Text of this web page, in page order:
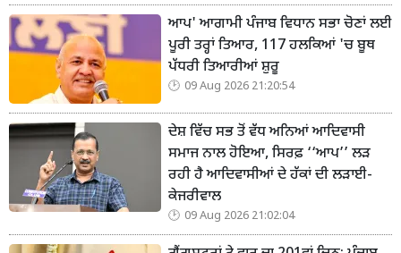
ਆਪ' ਆਗਾਮੀ ਪੰਜਾਬ ਵਿਧਾਨ ਸਭਾ ਚੋਣਾਂ ਲਈ
ਪੂਰੀ ਤਰ੍ਹਾਂ ਤਿਆਰ, 117 ਹਲਕਿਆਂ 'ਚ ਬੂਥ
ਪੱਧਰੀ ਤਿਆਰੀਆਂ ਸ਼ੁਰੂ
09 Aug 2026 21:20:54
ਦੇਸ਼ ਵਿੱਚ ਸਭ ਤੋਂ ਵੱਧ ਅਨਿਆਂ ਆਦਿਵਾਸੀ
ਸਮਾਜ ਨਾਲ ਹੋਇਆ, ਸਿਰਫ਼ ‘‘ਆਪ’’ ਲੜ
ਰਹੀ ਹੈ ਆਦਿਵਾਸੀਆਂ ਦੇ ਹੱਕਾਂ ਦੀ ਲੜਾਈ-
ਕੇਜਰੀਵਾਲ
09 Aug 2026 21:02:04